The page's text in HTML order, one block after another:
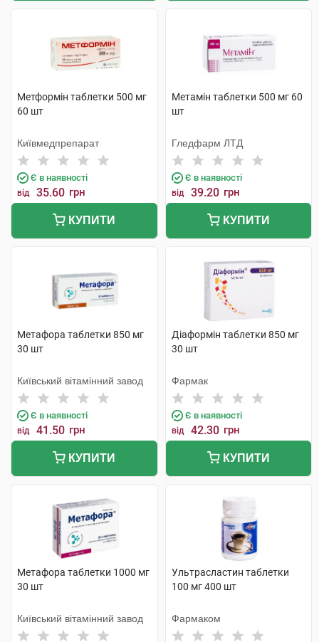
Метформін таблетки 500 мг
60 шт
Київмедпрепарат
Є в наявності
від 35.60 грн
КУПИТИ
Метамін таблетки 500 мг 60
шт
Гледфарм ЛТД
Є в наявності
від 39.20 грн
КУПИТИ
Метафора таблетки 850 мг
30 шт
Київський вітамінний завод
Є в наявності
від 41.50 грн
КУПИТИ
Діаформін таблетки 850 мг
30 шт
Фармак
Є в наявності
від 42.30 грн
КУПИТИ
Метафора таблетки 1000 мг
30 шт
Київський вітамінний завод
Ультрасластин таблетки
100 мг 400 шт
Фармаком